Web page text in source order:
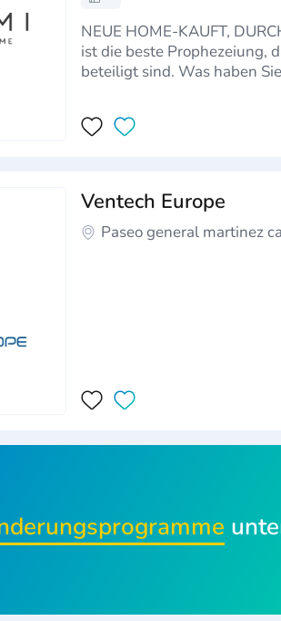
NEUE HOME-KAUFT,
ist die beste Prophezeiung,
beteiligt sind. Was haben
Ventech Europe
Paseo general martinez